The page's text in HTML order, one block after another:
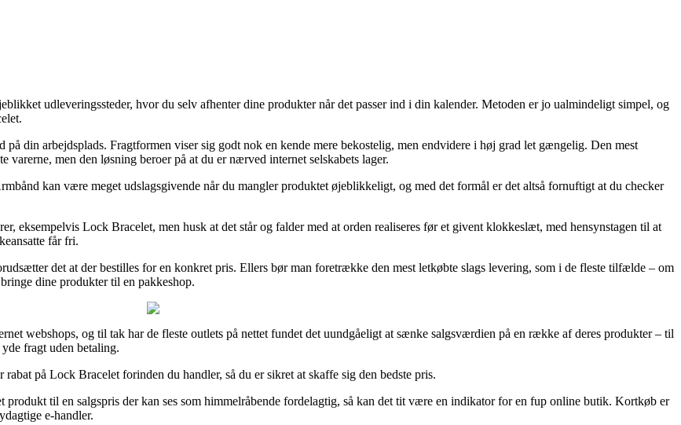
udleveringssteder, hvor du selv afhenter dine produkter når det passer ind i din kalender. Metoden er jo ualmindeligt simpel, og
din arbejdsplads. Fragtformen viser sig godt nok en kende mere bekostelig, men endvidere i høj grad let gængelig. Den mest
men den løsning beroer på at du er nærved internet selskabets lager.
kan være meget udslagsgivende når du mangler produktet øjeblikkeligt, og med det formål er det altså fornuftigt at du checker
eksempelvis Lock Bracelet, men husk at det står og falder med at orden realiseres før et givent klokkeslæt, med hensynstagen til at
får fri.
det at der bestilles for en konkret pris. Ellers bør man foretrække den mest letkøbte slags levering, som i de fleste tilfælde – om
dine produkter til en pakkeshop.
webshops, og til tak har de fleste outlets på nettet fundet det uundgåeligt at sænke salgsværdien på en række af deres produkter – til
fragt uden betaling.
på Lock Bracelet forinden du handler, så du er sikret at skaffe sig den bedste pris.
til en salgspris der kan ses som himmelråbende fordelagtig, så kan det tit være en indikator for en fup online butik. Kortkøb er
e-handler.